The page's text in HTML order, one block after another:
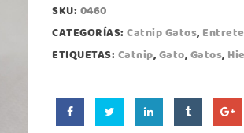
SKU: 0460
CATEGORÍAS: Catnip Gatos,
ETIQUETAS: Catnip,Gato,Gatos,